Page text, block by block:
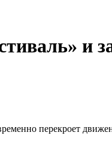
и
перекроет